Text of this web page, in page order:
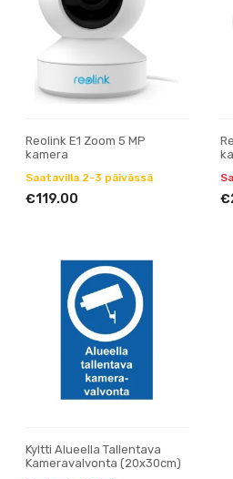
Reolink E1 Zoom 5 MP
kamera
Saatavilla 2-3 päivässä
€119.00
Kyltti Alueella Tallentava
Kameravalvonta (20x30cm)